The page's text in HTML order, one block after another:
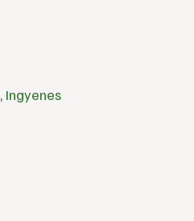
, Ingyenes